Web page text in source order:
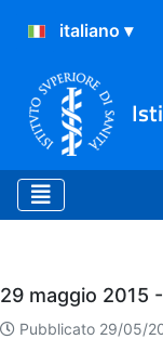
Eventi
29 maggio 2015
Pubblicato 29/05/